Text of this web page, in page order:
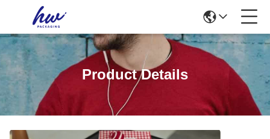
Product Details